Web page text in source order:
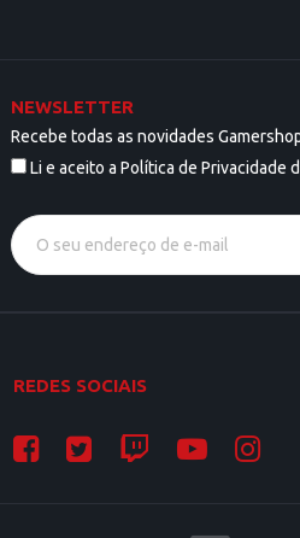
NEWSLETTER
Recebe todas as novidades
Li e aceito a Política de Privacidade
REDES SOCIAIS